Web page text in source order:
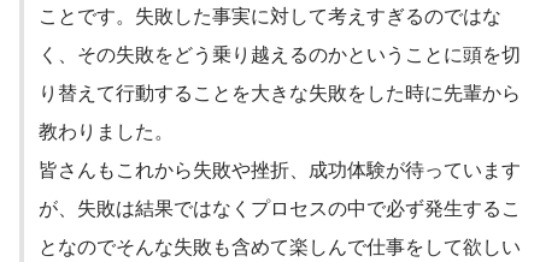
ことです。失敗した事実に対して考えすぎるのではな
く、その失敗をどう乗り越えるのかということに頭を切
り替えて行動することを大きな失敗をした時に先輩から
教わりました。
皆さんもこれから失敗や挫折、成功体験が待っています
が、失敗は結果ではなくプロセスの中で必ず発生するこ
となのでそんな失敗も含めて楽しんで仕事をして欲しい